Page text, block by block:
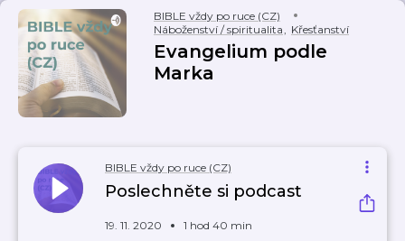
BIBLE vždy po ruce (CZ)
Náboženství / spiritualita, Křesťanství
Evangelium podle
Marka
BIBLE vždy po ruce (CZ)
Poslechněte si podcast
19. 11. 2020 1 hod 40 min